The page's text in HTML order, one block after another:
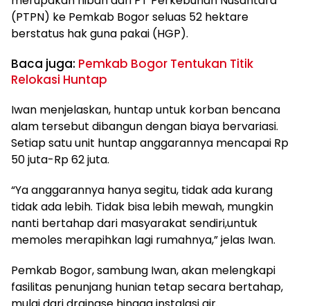
(PTPN) ke Pemkab Bogor seluas 52 hektare
berstatus hak guna pakai (HGP).
Baca juga: Pemkab Bogor Tentukan Titik
Relokasi Huntap
Iwan menjelaskan, huntap untuk korban bencana
alam tersebut dibangun dengan biaya bervariasi.
Setiap satu unit huntap anggarannya mencapai Rp
50 juta-Rp 62 juta.
“Ya anggarannya hanya segitu, tidak ada kurang
tidak ada lebih. Tidak bisa lebih mewah, mungkin
nanti bertahap dari masyarakat sendiri,untuk
memoles merapihkan lagi rumahnya,” jelas Iwan.
Pemkab Bogor, sambung Iwan, akan melengkapi
fasilitas penunjang hunian tetap secara bertahap,